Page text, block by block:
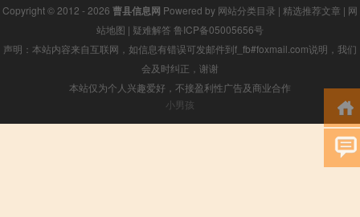
Copyright © 2012 - 2026 曹县信息网 Powered by 网站分类目录 | 精选推荐文章 | 网
站地图 | 疑难解答 鲁ICP备05005656号
声明：本站内容来自互联网，如信息有错误可发邮件到f_fb#foxmail.com说明，我们
会及时纠正，谢谢
本站仅为个人兴趣爱好，不接盈利性广告及商业合作
小男孩